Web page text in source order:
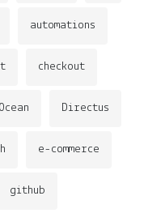
automations
checkout
Directus
e-commerce
github